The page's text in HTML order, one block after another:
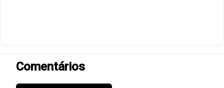
Comentários